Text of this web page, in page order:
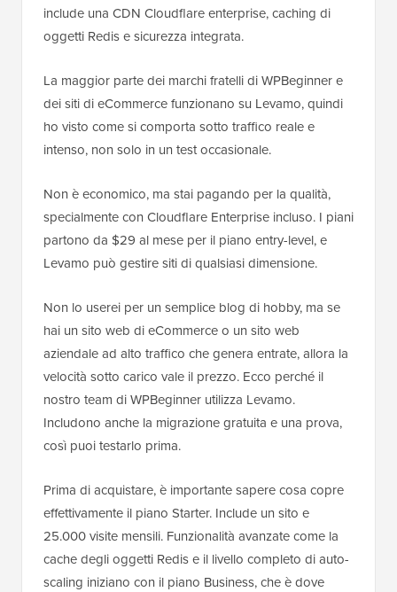
include una CDN Cloudflare enterprise, caching di
oggetti Redis e sicurezza integrata.
La maggior parte dei marchi fratelli di WPBeginner e
dei siti di eCommerce funzionano su Levamo, quindi
ho visto come si comporta sotto traffico reale e
intenso, non solo in un test occasionale.
Non è economico, ma stai pagando per la qualità,
specialmente con Cloudflare Enterprise incluso. I piani
partono da $29 al mese per il piano entry-level, e
Levamo può gestire siti di qualsiasi dimensione.
Non lo userei per un semplice blog di hobby, ma se
hai un sito web di eCommerce o un sito web
aziendale ad alto traffico che genera entrate, allora la
velocità sotto carico vale il prezzo. Ecco perché il
nostro team di WPBeginner utilizza Levamo.
Includono anche la migrazione gratuita e una prova,
così puoi testarlo prima.
Prima di acquistare, è importante sapere cosa copre
effettivamente il piano Starter. Include un sito e
25.000 visite mensili. Funzionalità avanzate come la
cache degli oggetti Redis e il livello completo di auto-
scaling iniziano con il piano Business, che è dove